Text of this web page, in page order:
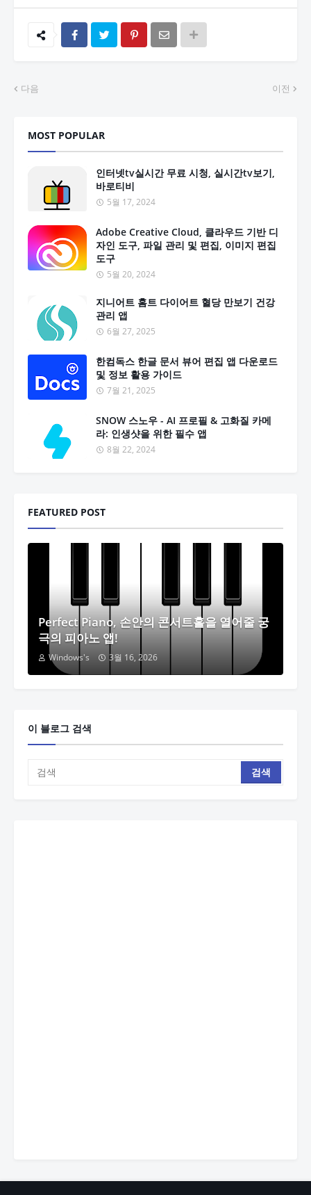
다음 이전
MOST POPULAR
인터넷tv실시간 무료 시청, 실시간tv보기,
바로티비
5월 17, 2024
Adobe Creative Cloud, 클라우드 기반 디
자인 도구, 파일 관리 및 편집, 이미지 편집
도구
5월 20, 2024
지니어트 홈트 다이어트 혈당 만보기 건강
관리 앱
6월 27, 2025
한컴독스 한글 문서 뷰어 편집 앱 다운로드
및 정보 활용 가이드
7월 21, 2025
SNOW 스노우 - AI 프로필 & 고화질 카메
라: 인생샷을 위한 필수 앱
8월 22, 2024
FEATURED POST
Perfect Piano, 손안의 콘서트홀을 열어줄 궁
극의 피아노 앱!
Windows's 3월 16, 2026
이 블로그 검색